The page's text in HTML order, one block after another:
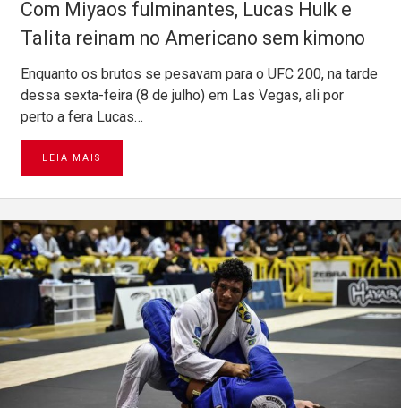
Com Miyaos fulminantes, Lucas Hulk e
Talita reinam no Americano sem kimono
Enquanto os brutos se pesavam para o UFC 200, na tarde
dessa sexta-feira (8 de julho) em Las Vegas, ali por
perto a fera Lucas…
LEIA MAIS